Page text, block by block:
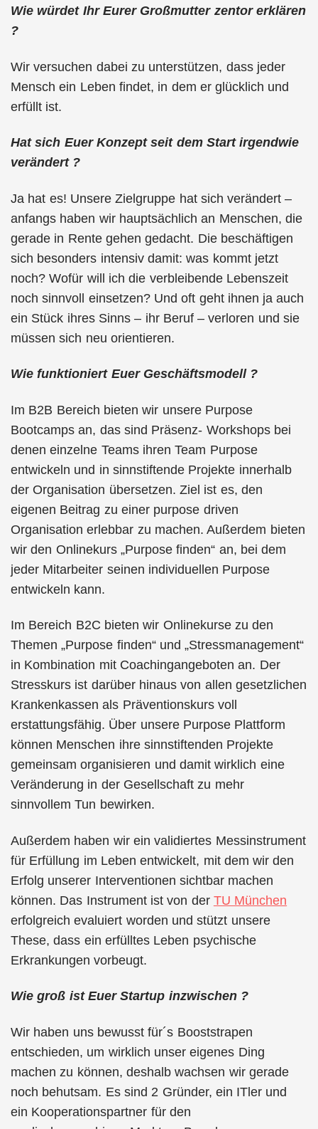
Wie würdet Ihr Eurer Großmutter zentor erklären
?
Wir versuchen dabei zu unterstützen, dass jeder
Mensch ein Leben findet, in dem er glücklich und
erfüllt ist.
Hat sich Euer Konzept seit dem Start irgendwie
verändert ?
Ja hat es! Unsere Zielgruppe hat sich verändert –
anfangs haben wir hauptsächlich an Menschen, die
gerade in Rente gehen gedacht. Die beschäftigen
sich besonders intensiv damit: was kommt jetzt
noch? Wofür will ich die verbleibende Lebenszeit
noch sinnvoll einsetzen? Und oft geht ihnen ja auch
ein Stück ihres Sinns – ihr Beruf – verloren und sie
müssen sich neu orientieren.
Wie funktioniert Euer Geschäftsmodell ?
Im B2B Bereich bieten wir unsere Purpose
Bootcamps an, das sind Präsenz- Workshops bei
denen einzelne Teams ihren Team Purpose
entwickeln und in sinnstiftende Projekte innerhalb
der Organisation übersetzen. Ziel ist es, den
eigenen Beitrag zu einer purpose driven
Organisation erlebbar zu machen. Außerdem bieten
wir den Onlinekurs „Purpose finden“ an, bei dem
jeder Mitarbeiter seinen individuellen Purpose
entwickeln kann.
Im Bereich B2C bieten wir Onlinekurse zu den
Themen „Purpose finden“ und „Stressmanagement“
in Kombination mit Coachingangeboten an. Der
Stresskurs ist darüber hinaus von allen gesetzlichen
Krankenkassen als Präventionskurs voll
erstattungsfähig. Über unsere Purpose Plattform
können Menschen ihre sinnstiftenden Projekte
gemeinsam organisieren und damit wirklich eine
Veränderung in der Gesellschaft zu mehr
sinnvollem Tun bewirken.
Außerdem haben wir ein validiertes Messinstrument
für Erfüllung im Leben entwickelt, mit dem wir den
Erfolg unserer Interventionen sichtbar machen
können. Das Instrument ist von der TU München
erfolgreich evaluiert worden und stützt unsere
These, dass ein erfülltes Leben psychische
Erkrankungen vorbeugt.
Wie groß ist Euer Startup inzwischen ?
Wir haben uns bewusst für´s Booststrapen
entschieden, um wirklich unser eigenes Ding
machen zu können, deshalb wachsen wir gerade
noch behutsam. Es sind 2 Gründer, ein ITler und
ein Kooperationspartner für den